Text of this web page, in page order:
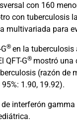
con 160
con tuberculosis
multivariada para
® en la tuberculosis
QFT-G® mostró una
(razón de
1.90, 19.92).
interferón